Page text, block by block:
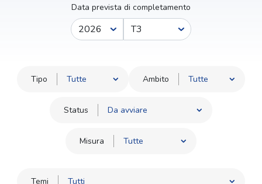
Data prevista di completamento
Anno
Trimestre
Tipo Ambito
Status
Misura
Temi